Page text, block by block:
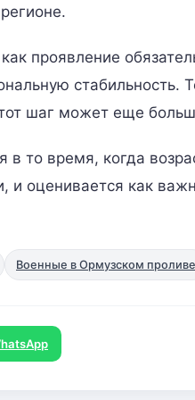
проявление
шаг может еще
то время, когда
и оценивается как
Военные в Ормузском проливе